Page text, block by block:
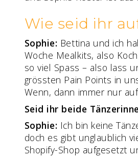
Wie seid ihr
Sophie: Bettina und ich
Woche Mealkits, also
so viel Spass – also lass
grössten Pain Points in
Wenn, dann immer nur
Seid ihr beide
Sophie: Ich bin keine
doch es gibt unglaublich
Shopify-Shop aufgesetzt